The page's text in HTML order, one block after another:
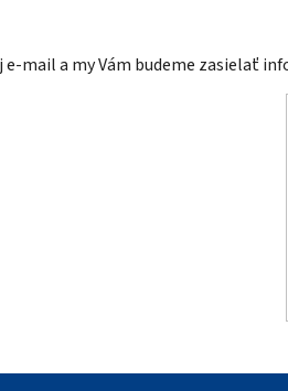
e-mail a my Vám budeme zasielať